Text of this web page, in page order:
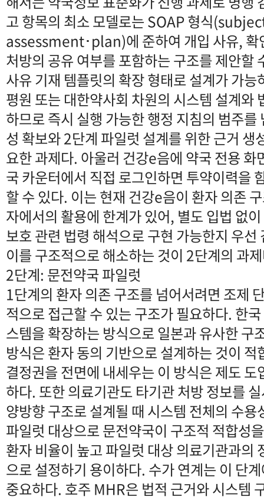
고 항목의 최소 모델로는 SOAP 형식
assessment･plan)에 준하여 개입 사유, 확
처방의 공유 여부를 포함하는 구조를 제안할
사유 기재 템플릿의 확장 형태로 설계가 가
평원 또는 대한약사회 차원의 시스템 설계와
하므로 즉시 실행 가능한 행정 지침의 범주
성 확보와 2단계 파일럿 설계를 위한 근거 생
요한 과제다. 아울러 건강e음에 약국 전용 화
국 카운터에서 직접 로그인하면 투약이력을
할 수 있다. 이는 현재 건강e음이 환자 의존
자에서의 활용에 한계가 있어, 별도 입법 없
보호 관련 법령 해석으로 구현 가능한지 우
이를 구조적으로 해소하는 것이 2단계의 과
2단계: 문전약국 파일럿
1단계의 환자 의존 구조를 넘어서려면 조제
적으로 접근할 수 있는 구조가 필요하다. 한
스템을 확장하는 방식으로 일본과 유사한 구
방식은 환자 동의 기반으로 설계하는 것이
결정권을 전면에 내세우는 이 방식은 제도
하다. 또한 의료기관도 타기관 처방 정보를
양방향 구조로 설계될 때 시스템 전체의 수용
파일럿 대상으로 문전약국이 구조적 적합성
환자 비율이 높고 파일럿 대상 의료기관과의
으로 설정하기 용이하다. 수가 연계는 이 단
중요하다. 호주 MHR은 법적 근거와 시스템